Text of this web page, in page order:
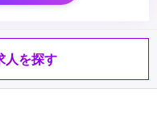
人を探す